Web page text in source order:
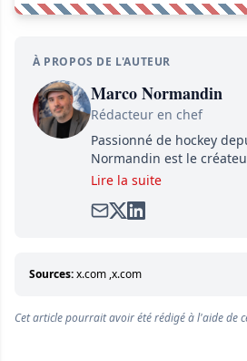
À PROPOS DE L'AUTEUR
Marco Normandin
Rédacteur en chef
Passionné de hockey
Normandin est le
Preview, une référence
satirique de hockey,
entourant la LNH et en
lecteurs avant la
Lire la suite
Sources:x.com ,x.com
Cet article pourrait avoir été rédigé à l'aide de